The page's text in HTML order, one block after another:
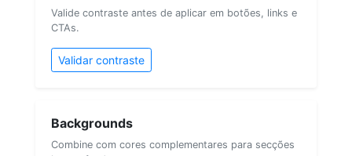
Valide contraste antes de aplicar em botões, links e
CTAs.
Validar contraste
Backgrounds
Combine com cores complementares para secções